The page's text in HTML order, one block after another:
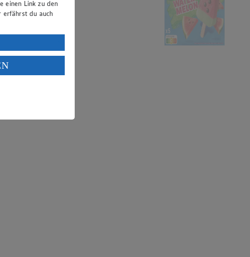
einen Link zu den
erfährst du auch
YouTube:
1 lit. a) DSGVO
als Land mit
an. Es besteht das